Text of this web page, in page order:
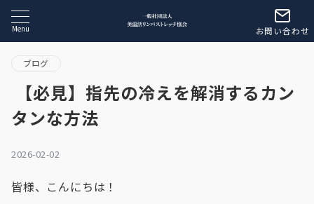
Menu お問い合わせ
ブログ
【必見】指先の冷えを解消するカン
タンな方法
2026-02-02
皆様、こんにちは！